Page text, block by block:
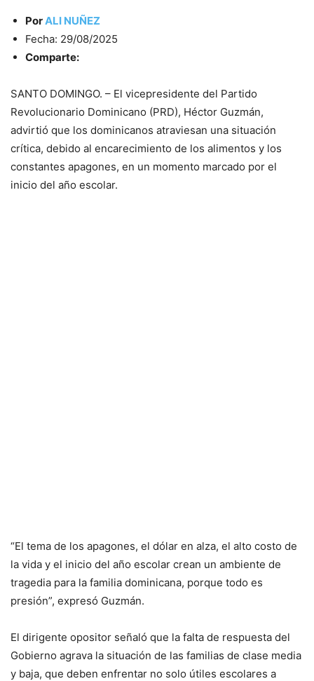
PorALI NUÑEZ
Fecha: 29/08/2025
Comparte:
SANTO DOMINGO. – El vicepresidente del Partido
Revolucionario Dominicano (PRD), Héctor Guzmán,
advirtió que los dominicanos atraviesan una situación
crítica, debido al encarecimiento de los alimentos y los
constantes apagones, en un momento marcado por el
inicio del año escolar.
“El tema de los apagones, el dólar en alza, el alto costo de
la vida y el inicio del año escolar crean un ambiente de
tragedia para la familia dominicana, porque todo es
presión”, expresó Guzmán.
El dirigente opositor señaló que la falta de respuesta del
Gobierno agrava la situación de las familias de clase media
y baja, que deben enfrentar no solo útiles escolares a